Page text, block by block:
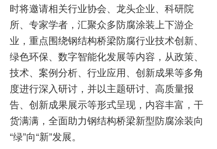
时将邀请相关行业协会、龙头企业、科研院
所、专家学者，汇聚众多防腐涂装上下游企
业，重点围绕钢结构桥梁防腐行业技术创新、
绿色环保、数字智能化发展等内容，从政策、
技术、案例分析、行业应用、创新成果等多角
度进行深入研讨，并以主题研讨、高质量报
告、创新成果展示等形式呈现，内容丰富，干
货满满，全面助力钢结构桥梁新型防腐涂装向
“绿”向“新”发展。